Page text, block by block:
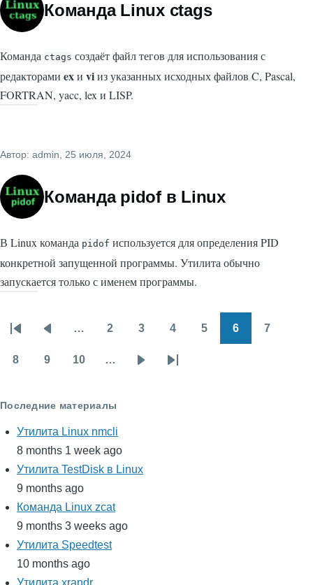
Команда Linux ctags
Команда ctags создаёт файл тегов для использования с
редакторами exи viиз указанных исходных файлов C, Pascal,
FORTRAN, yacc, lex и LISP.
Автор: admin, 25 июля, 2024
Команда pidof в Linux
В Linux команда pidof используется для определения PID
конкретной запущенной программы. Утилита обычно
запускается только с именем программы.
Нумерация
страниц
Первая
страница
Предыдущая
страница
… 2 3 4 5 6 7
8 9 10 …
СледующаяПоследняя
Последние материалы
Утилита Linux nmcli
8 months 1 week ago
Утилита TestDisk в Linux
9 months ago
Команда Linux zcat
9 months 3 weeks ago
Утилита Speedtest
10 months ago